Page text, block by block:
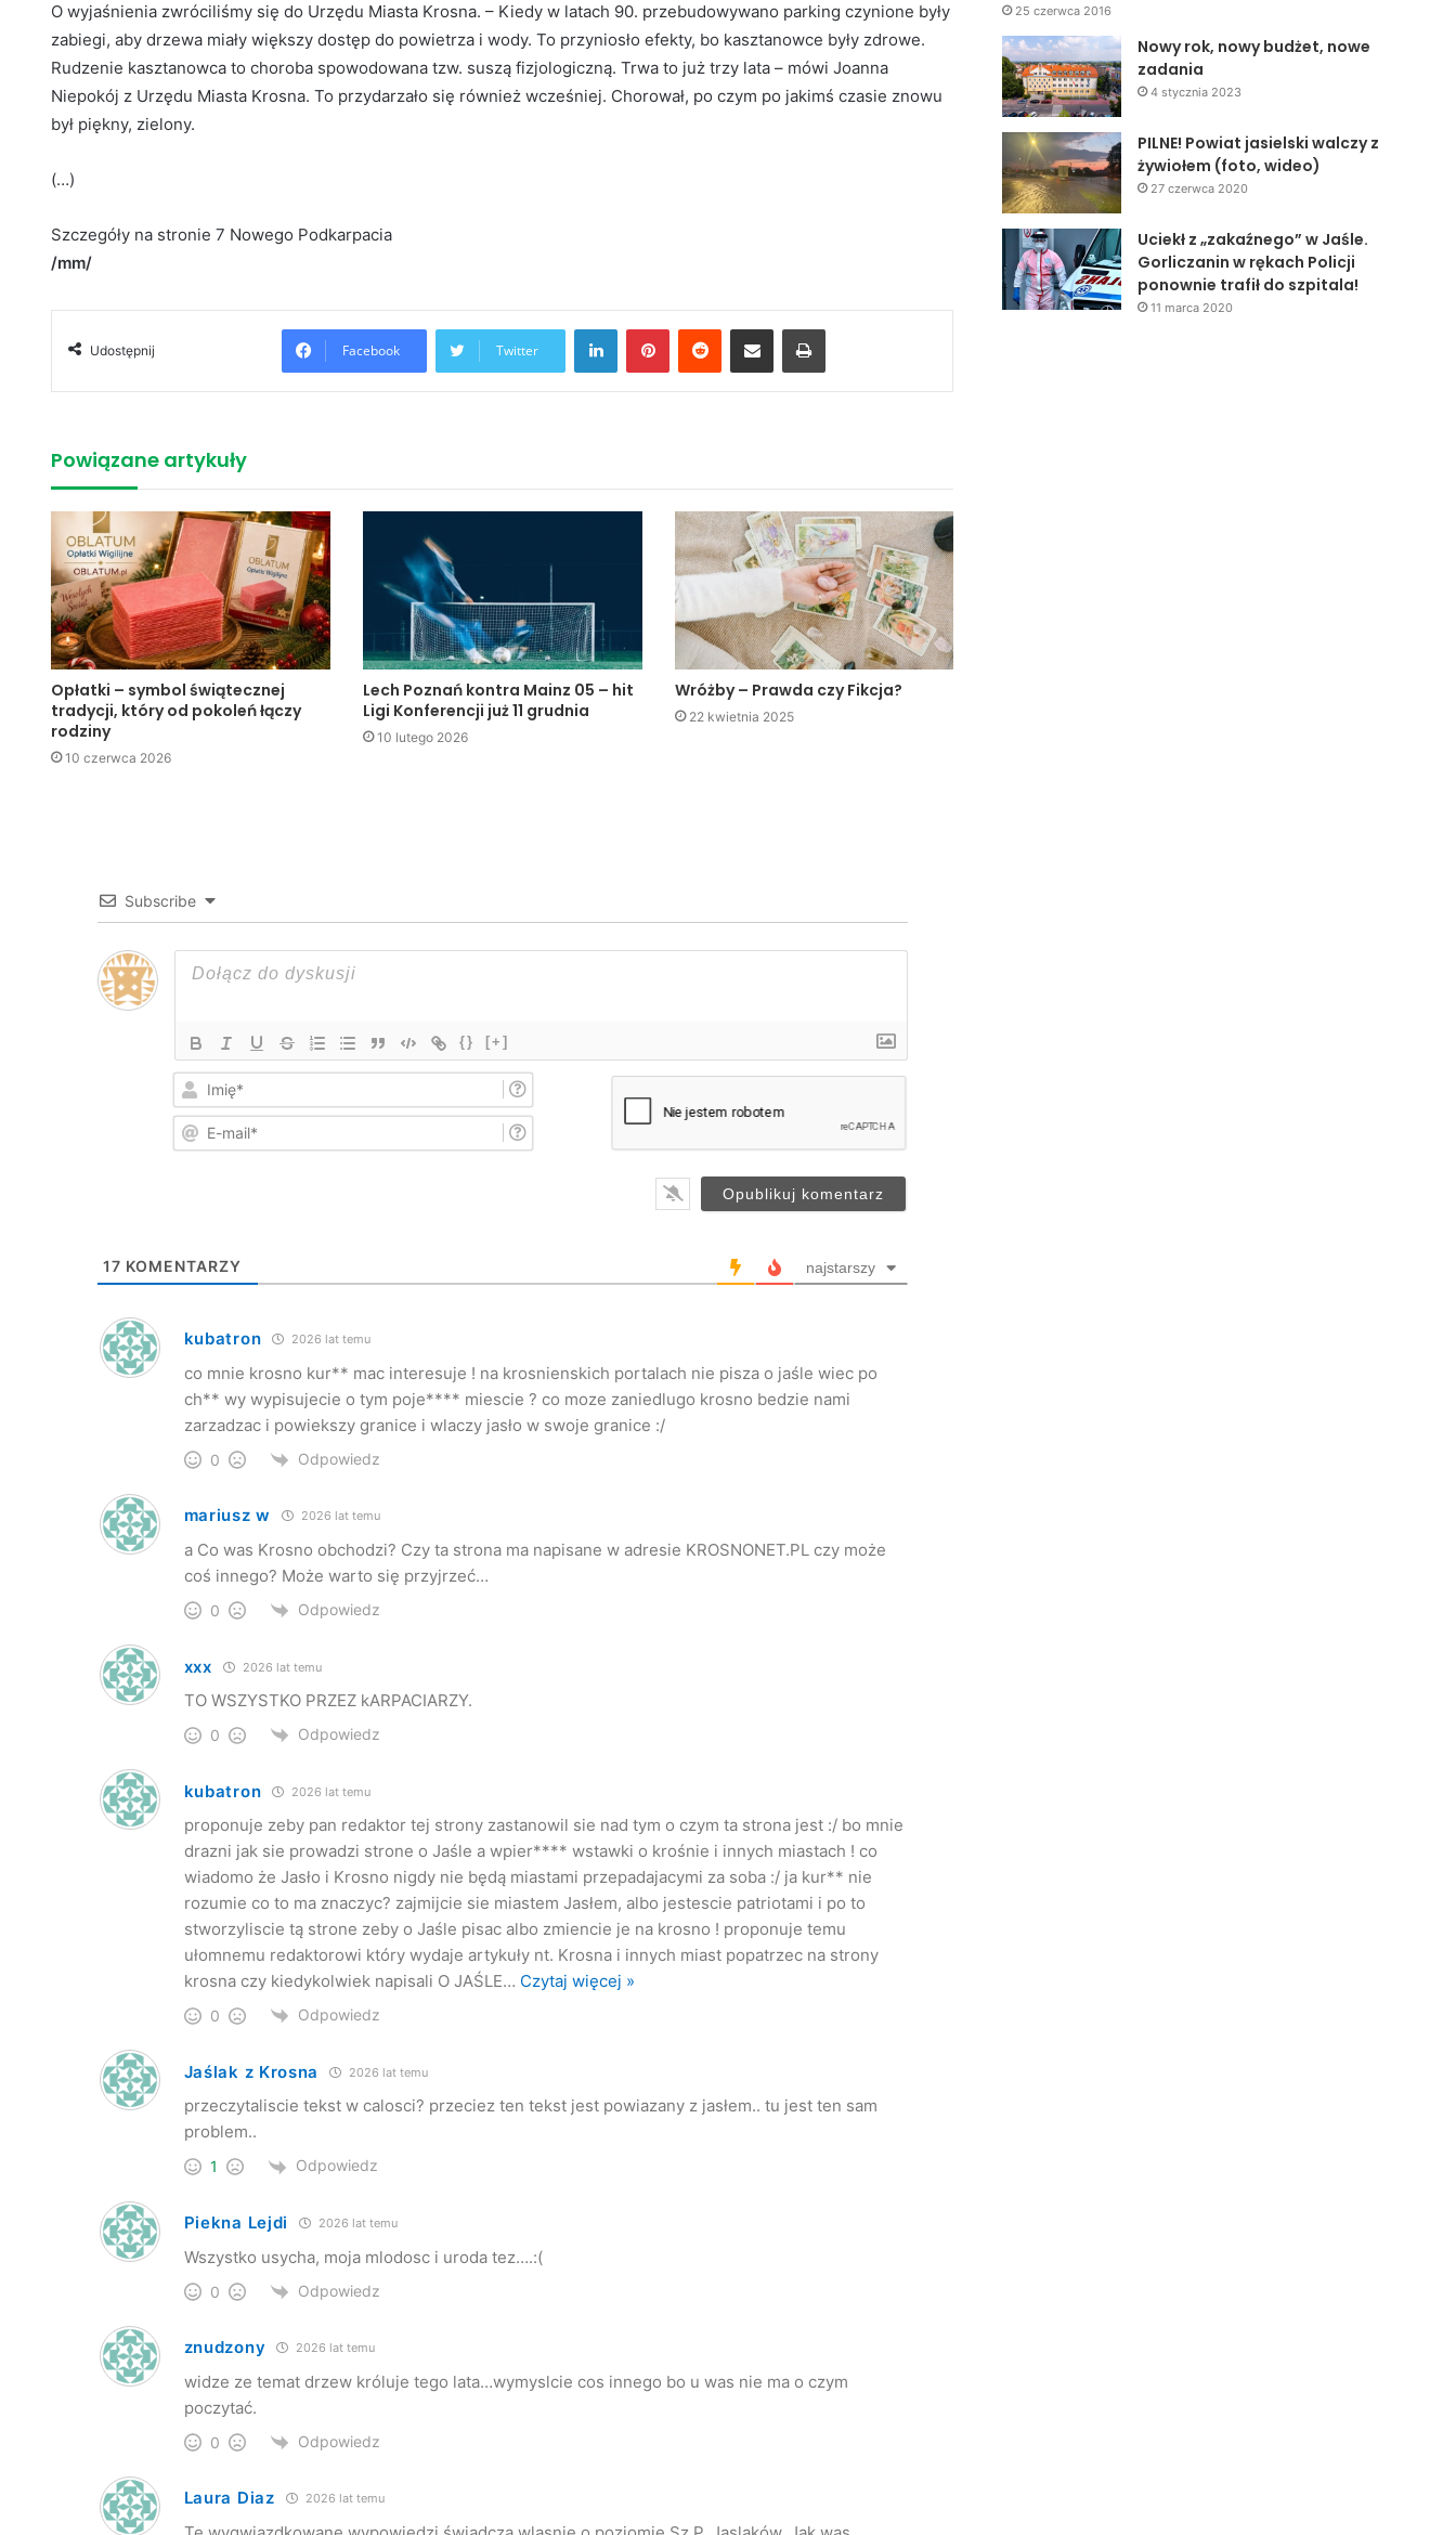
O wyjaśnienia zwróciliśmy się do Urzędu Miasta Krosna. – Kiedy w latach 90. przebudowywano parking czynione były
zabiegi, aby drzewa miały większy dostęp do powietrza i wody. To przyniosło efekty, bo kasztanowce były zdrowe.
Rudzenie kasztanowca to choroba spowodowana tzw. suszą fizjologiczną. Trwa to już trzy lata – mówi Joanna
Niepokój z Urzędu Miasta Krosna. To przydarzało się również wcześniej. Chorował, po czym po jakimś czasie znowu
był piękny, zielony.
(…)
Szczegóły na stronie 7 Nowego Podkarpacia
/mm/
Udostępnij Facebook Twitter
LinkedIn
Powiązane artykuły
Opłatki – symbol świątecznej
tradycji, który od pokoleń łączy
rodziny
10 czerwca 2026
Lech Poznań kontra Mainz 05 – hit
Ligi Konferencji już 11 grudnia
10 lutego 2026
Wróżby – Prawda czy Fikcja?
22 kwietnia 2025
Subscribe
{} [+]
i
*
17 KOMENTARZY najstarszy
kubatron 2026 lat temu
co mnie krosno kur** mac interesuje ! na krosnienskich portalach nie pisza o jaśle wiec po
ch** wy wypisujecie o tym poje**** miescie ? co moze zaniedlugo krosno bedzie nami
zarzadzac i powiekszy granice i wlaczy jasło w swoje granice :/
0 Odpowiedz
mariusz w 2026 lat temu
a Co was Krosno obchodzi? Czy ta strona ma napisane w adresie KROSNONET.PL czy może
coś innego? Może warto się przyjrzeć…
0 Odpowiedz
xxx 2026 lat temu
TO WSZYSTKO PRZEZ kARPACIARZY.
0 Odpowiedz
kubatron 2026 lat temu
proponuje zeby pan redaktor tej strony zastanowil sie nad tym o czym ta strona jest :/ bo mnie
drazni jak sie prowadzi strone o Jaśle a wpier**** wstawki o krośnie i innych miastach ! co
wiadomo że Jasło i Krosno nigdy nie będą miastami przepadajacymi za soba :/ ja kur** nie
rozumie co to ma znaczyc? zajmijcie sie miastem Jasłem, albo jestescie patriotami i po to
stworzyliscie tą strone zeby o Jaśle pisac albo zmiencie je na krosno ! proponuje temu
ułomnemu redaktorowi który wydaje artykuły nt. Krosna i innych miast popatrzec na strony
krosna czy kiedykolwiek napisali O JAŚLE… Czytaj więcej »
0 Odpowiedz
Jaślak z Krosna 2026 lat temu
przeczytaliscie tekst w calosci? przeciez ten tekst jest powiazany z jasłem.. tu jest ten sam
problem..
1 Odpowiedz
Piekna Lejdi 2026 lat temu
Wszystko usycha, moja mlodosc i uroda tez….:(
0 Odpowiedz
znudzony 2026 lat temu
widze ze temat drzew króluje tego lata…wymyslcie cos innego bo u was nie ma o czym
poczytać.
0 Odpowiedz
Laura Diaz 2026 lat temu
25 czerwca 2016
Nowy rok, nowy budżet, nowe
zadania
4 stycznia 2023
PILNE! Powiat jasielski walczy z
żywiołem (foto, wideo)
27 czerwca 2020
Uciekł z „zakaźnego” w Jaśle.
Gorliczanin w rękach Policji
ponownie trafił do szpitala!
11 marca 2020